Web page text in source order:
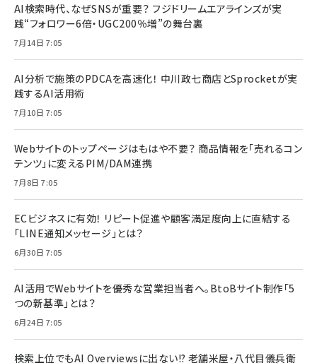
AI検索時代、なぜSNSが重要？ フジドリームエアラインズが実
践“フォロワー6倍・UGC200％増”の舞台裏
7月14日 7:05
AI分析で施策のPDCAを高速化！ 中川政七商店とSprocketが実
践するAI活用術
7月10日 7:05
Webサイトのトップページはもはや不要？ 商品情報を「売れるコン
テンツ」に変えるPIM/DAM連携
7月8日 7:05
ECビジネスに有効！ リピート促進や顧客満足度向上に直結する
「LINE通知メッセージ」とは？
6月30日 7:05
AI活用でWebサイトを優秀な営業担当者へ。BtoBサイト制作「5
つの新基準」とは？
6月24日 7:05
検索上位でもAI Overviewsに出ない!? 老舗米屋・八代目儀兵衛